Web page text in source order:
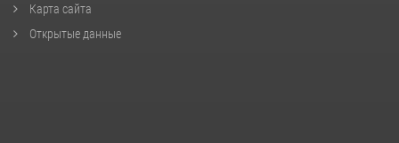
Карта сайта
Открытые данные